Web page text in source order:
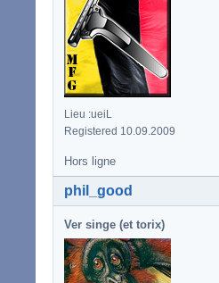
Lieu :ueiL
Registered 10.09.2009
Hors ligne
phil_good
Ver singe (et torix)